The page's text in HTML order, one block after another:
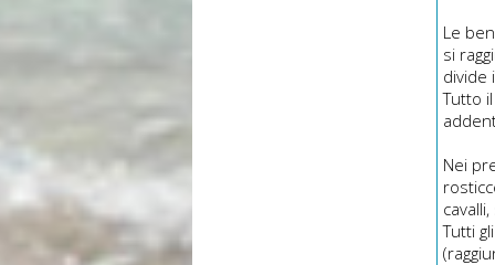
Le
si
divide
Tutto
Nei
Tutti